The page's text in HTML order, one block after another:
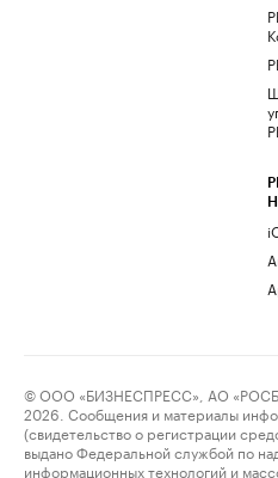
© ООО «БИЗНЕСПРЕСС», АО
2026. Сообщения и материалы
(свидетельство о регистрации
выдано Федеральной службой по
информационных технологий и